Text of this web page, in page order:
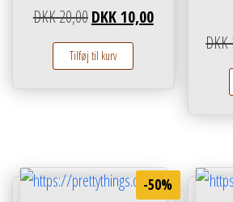
DKK20,00Den oprindelige pris var:
DKK10,00Den aktuelle
Tilføj til kurv
DKK
-50%